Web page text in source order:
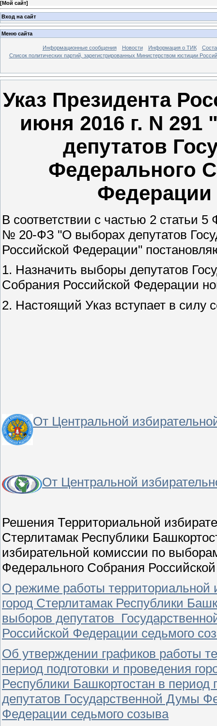
[Мой сайт]
Вход на сайт
Меню сайта
Информационные сообщения Новости Информация о ТИК
Список политических партий, зарегистрированных Министерством юстиции
Указ Президента
июня 2016 г. N
депутатов
Федерального
Федерации
В соответствии с частью 2 статьи
№ 20-ФЗ "О выборах депутатов
Российской Федерации"
1. Назначить выборы депутатов
Собрания Российской Федерации
2. Настоящий Указ вступает в силу
От Центральной
От Центральной
Решения Территориальной
Стерлитамак Республики
избирательной комиссии по
Федерального Собрания
О режиме работы территориальной
город Стерлитамак Республики
выборов депутатов
Российской Федерации седьмого
Об утверждении графиков работы
период подготовки и проведения
Республики Башкортостан в период
депутатов Государственной Думы
Федерации седьмого созыва